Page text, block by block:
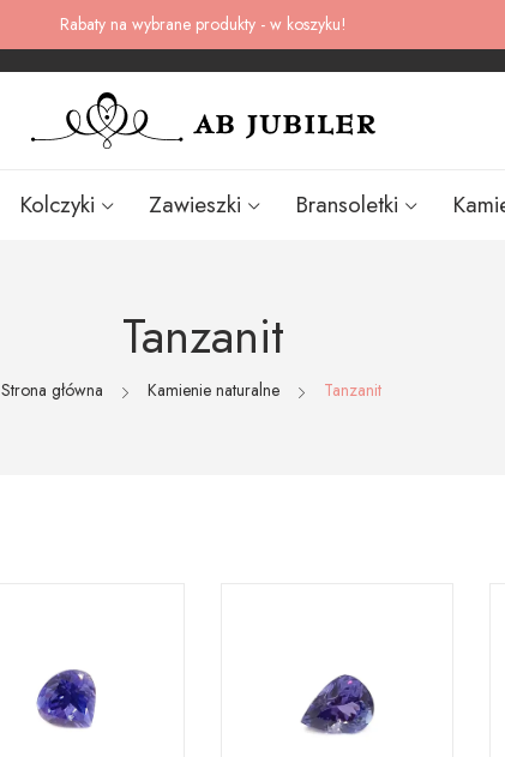
Rabaty na wybrane produkty - w koszyku!
Kolczyki Zawieszki Bransoletki
Tanzanit
Strona główna Kamienie naturalne Tanzanit